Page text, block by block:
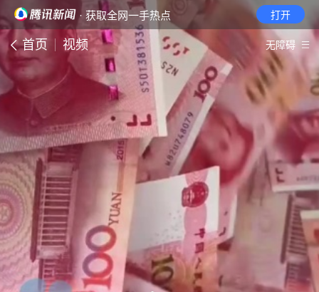
· 获取全网一手热点 打开
首页 视频 无障碍